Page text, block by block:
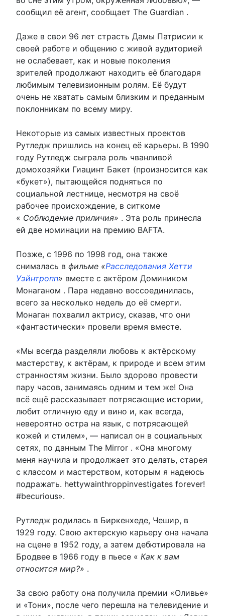
сообщил её агент, сообщает The Guardian .
Даже в свои 96 лет страсть Дамы Патрисии к
своей работе и общению с живой аудиторией
не ослабевает, как и новые поколения
зрителей продолжают находить её благодаря
любимым телевизионным ролям. Её будут
очень не хватать самым близким и преданным
поклонникам по всему миру.
Некоторые из самых известных проектов
Рутледж пришлись на конец её карьеры. В 1990
году Рутледж сыграла роль чванливой
домохозяйки Гиацинт Бакет (произносится как
«букет»), пытающейся подняться по
социальной лестнице, несмотря на своё
рабочее происхождение, в ситкоме
« Соблюдение приличия» . Эта роль принесла
ей две номинации на премию BAFTA.
Позже, с 1996 по 1998 год, она также
снималась в фильме «Расследования Хетти
Уэйнтропп» вместе с актёром Домиником
Монаганом . Пара недавно воссоединилась,
всего за несколько недель до её смерти.
Монаган похвалил актрису, сказав, что они
«фантастически» провели время вместе.
«Мы всегда разделяли любовь к актёрскому
мастерству, к актёрам, к природе и всем этим
странностям жизни. Было здорово провести
пару часов, занимаясь одним и тем же! Она
всё ещё рассказывает потрясающие истории,
любит отличную еду и вино и, как всегда,
невероятно остра на язык, с потрясающей
кожей и стилем», — написал он в социальных
сетях, по данным The Mirror . «Она многому
меня научила и продолжает это делать, старея
с классом и мастерством, которым я надеюсь
подражать. hettywainthroppinvestigates forever!
#becurious».
Рутледж родилась в Биркенхеде, Чешир, в
1929 году. Свою актерскую карьеру она начала
на сцене в 1952 году, а затем дебютировала на
Бродвее в 1966 году в пьесе « Как к вам
относится мир?» .
За свою работу она получила премии «Оливье»
и «Тони», после чего перешла на телевидение и